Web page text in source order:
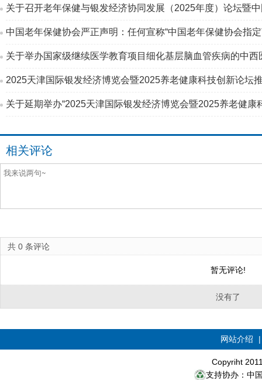
中国老年保健协会严正声明：任何宣称“中国老年保健协会指
关于举办国家级继续医学教育项目细化基层脑血管疾病的中
2025天津国际银发经济博览会暨2025养老健康科技创新论坛
关于延期举办“2025天津国际银发经济博览会暨2025养老健康
相关评论
共 0 条评论
暂无评论!
没有了
网站介绍
Copyriht
支持协办：中